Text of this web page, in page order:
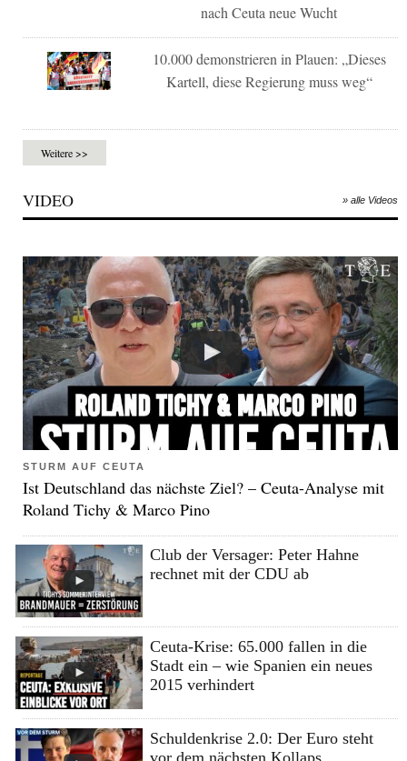
nach Ceuta neue Wucht
10.000 demonstrieren in Plauen: „Dieses
Kartell, diese Regierung muss weg“
Weitere >>
VIDEO » alle Videos
STURM AUF CEUTA
Ist Deutschland das nächste Ziel? – Ceuta-Analyse mit
Roland Tichy & Marco Pino
Club der Versager: Peter Hahne
rechnet mit der CDU ab
Ceuta-Krise: 65.000 fallen in die
Stadt ein – wie Spanien ein neues
2015 verhindert
Schuldenkrise 2.0: Der Euro steht
vor dem nächsten Kollaps